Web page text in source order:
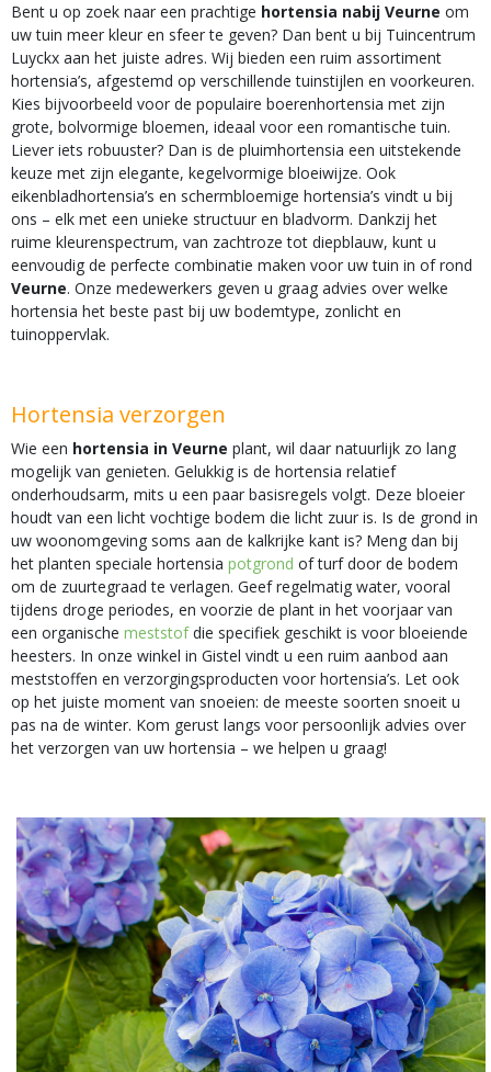
Bent u op zoek naar een prachtige hortensia nabij Veurne om
uw tuin meer kleur en sfeer te geven? Dan bent u bij Tuincentrum
Luyckx aan het juiste adres. Wij bieden een ruim assortiment
hortensia’s, afgestemd op verschillende tuinstijlen en voorkeuren.
Kies bijvoorbeeld voor de populaire boerenhortensia met zijn
grote, bolvormige bloemen, ideaal voor een romantische tuin.
Liever iets robuuster? Dan is de pluimhortensia een uitstekende
keuze met zijn elegante, kegelvormige bloeiwijze. Ook
eikenbladhortensia’s en schermbloemige hortensia’s vindt u bij
ons – elk met een unieke structuur en bladvorm. Dankzij het
ruime kleurenspectrum, van zachtroze tot diepblauw, kunt u
eenvoudig de perfecte combinatie maken voor uw tuin in of rond
Veurne. Onze medewerkers geven u graag advies over welke
hortensia het beste past bij uw bodemtype, zonlicht en
tuinoppervlak.
Hortensia verzorgen
Wie een hortensia in Veurne plant, wil daar natuurlijk zo lang
mogelijk van genieten. Gelukkig is de hortensia relatief
onderhoudsarm, mits u een paar basisregels volgt. Deze bloeier
houdt van een licht vochtige bodem die licht zuur is. Is de grond in
uw woonomgeving soms aan de kalkrijke kant is? Meng dan bij
het planten speciale hortensia potgrond of turf door de bodem
om de zuurtegraad te verlagen. Geef regelmatig water, vooral
tijdens droge periodes, en voorzie de plant in het voorjaar van
een organische meststofdie specifiek geschikt is voor bloeiende
heesters. In onze winkel in Gistel vindt u een ruim aanbod aan
meststoffen en verzorgingsproducten voor hortensia’s. Let ook
op het juiste moment van snoeien: de meeste soorten snoeit u
pas na de winter. Kom gerust langs voor persoonlijk advies over
het verzorgen van uw hortensia – we helpen u graag!